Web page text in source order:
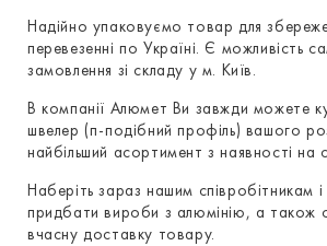
Надійно упаковуємо товар для
перевезенні по Україні. Є можливість
замовлення зі складу у м. Київ.
В компанії Алюмет Ви завжди можете
швелер (п-подібний профіль) вашого
найбільший асортимент з наявності на
Наберіть зараз нашим
придбати вироби з алюмінію, а також
вчасну доставку товару.